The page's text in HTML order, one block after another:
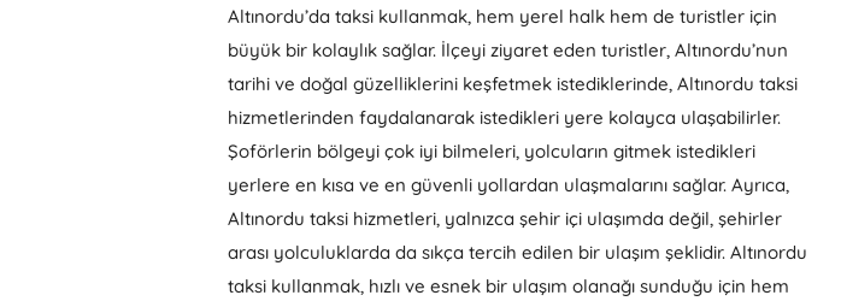
Altınordu’da taksi kullanmak, hem yerel halk hem de turistler için
büyük bir kolaylık sağlar. İlçeyi ziyaret eden turistler, Altınordu’nun
tarihi ve doğal güzelliklerini keşfetmek istediklerinde, Altınordu taksi
hizmetlerinden faydalanarak istedikleri yere kolayca ulaşabilirler.
Şoförlerin bölgeyi çok iyi bilmeleri, yolcuların gitmek istedikleri
yerlere en kısa ve en güvenli yollardan ulaşmalarını sağlar. Ayrıca,
Altınordu taksi hizmetleri, yalnızca şehir içi ulaşımda değil, şehirler
arası yolculuklarda da sıkça tercih edilen bir ulaşım şeklidir. Altınordu
taksi kullanmak, hızlı ve esnek bir ulaşım olanağı sunduğu için hem